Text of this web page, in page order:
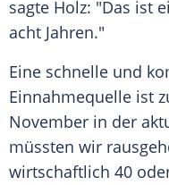
sagte Holz: "Das ist
acht Jahren."
Eine schnelle und
Einnahmequelle ist
November in der
müssten wir
wirtschaftlich 40